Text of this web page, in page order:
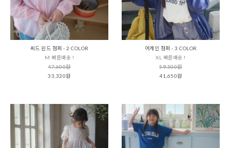
씨드 윈드 점퍼 - 2 COLOR
M 빠른배송 !
47,600원
33,320원
어게인 점퍼 - 3 COLOR
XL 빠른배송 !
59,500원
41,650원